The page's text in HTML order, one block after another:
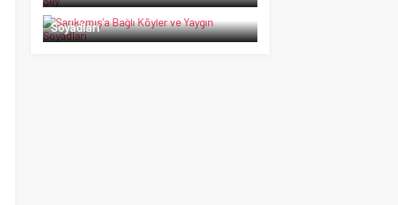
Sarıkamış’a Bağlı Köyler ve Yaygın
Soyadları